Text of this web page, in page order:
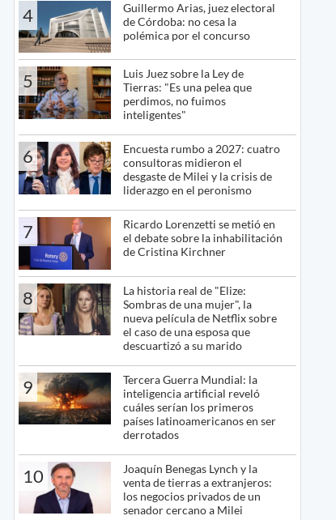
4
Guillermo Arias, juez electoral
de Córdoba: no cesa la
polémica por el concurso
5
Luis Juez sobre la Ley de
Tierras: "Es una pelea que
perdimos, no fuimos
inteligentes"
6
Encuesta rumbo a 2027: cuatro
consultoras midieron el
desgaste de Milei y la crisis de
liderazgo en el peronismo
7
Ricardo Lorenzetti se metió en
el debate sobre la inhabilitación
de Cristina Kirchner
8
La historia real de "Elize:
Sombras de una mujer", la
nueva película de Netflix sobre
el caso de una esposa que
descuartizó a su marido
9
Tercera Guerra Mundial: la
inteligencia artificial reveló
cuáles serían los primeros
países latinoamericanos en ser
derrotados
10
Joaquín Benegas Lynch y la
venta de tierras a extranjeros:
los negocios privados de un
senador cercano a Milei